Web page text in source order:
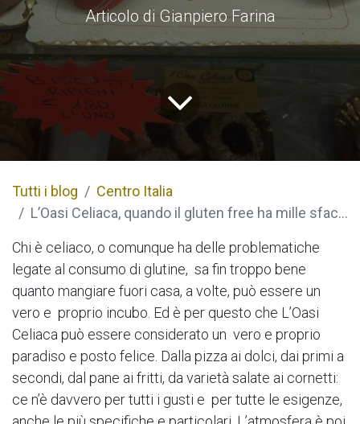
Articolo di Gianpiero Farina
Tutti i blog
Centro Italia
L’Oasi Celiaca, quando il gluten free ha mille sfaccettature
Chi è celiaco, o comunque ha delle problematiche
legate al consumo di glutine, sa fin troppo bene
quanto mangiare fuori casa, a volte, può essere un
vero e proprio incubo. Ed è per questo che L’Oasi
Celiaca può essere considerato un vero e proprio
paradiso e posto felice. Dalla pizza ai dolci, dai primi a
secondi, dal pane ai fritti, da varietà salate ai cornetti:
ce n’è davvero per tutti i gusti e per tutte le esigenze,